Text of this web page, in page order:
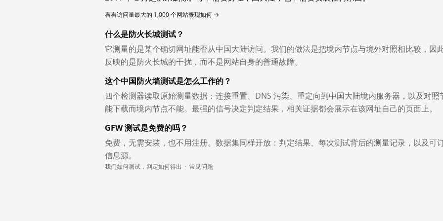
看看访问量最大的 1,000 个网站表现如何 →
什么是防火长城测试？
它测量的是某个确切网址能否从中国大陆访问。我们的做法是把境内节点与境外对照相比较，因
反映的是防火长城的干扰，而不是网站自身的普通故障。
这个中国防火墙测试是怎么工作的？
四个检测器读取原始测量数据：连接重置、DNS 污染、重定向到中国大陆境内服务器，以及对照
能下载而境内节点不能。最强的信号决定判定结果，相关证据都会展示在该网址自己的页面上。
GFW 测试是免费的吗？
免费，无需安装，也不用注册。数据集同样开放：判定结果、每次测试背后的测量记录，以及可
信息源。
我们如何测试，判定如何得出 · 常见问题